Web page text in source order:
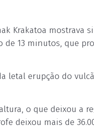
Krakatoa mostrava
de 13 minutos, que
letal erupção do
o que deixou a
deixou mais de